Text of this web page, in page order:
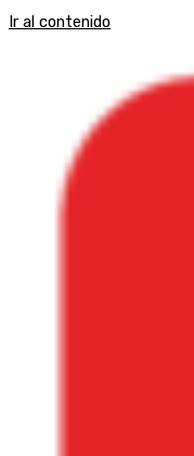
Ir al contenido